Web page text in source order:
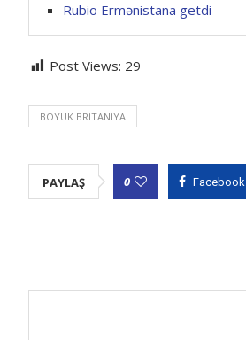
Rubio Ermənistana getdi
Post Views: 29
BÖYÜK BRITANIYA
PAYLAŞ 0 Facebook